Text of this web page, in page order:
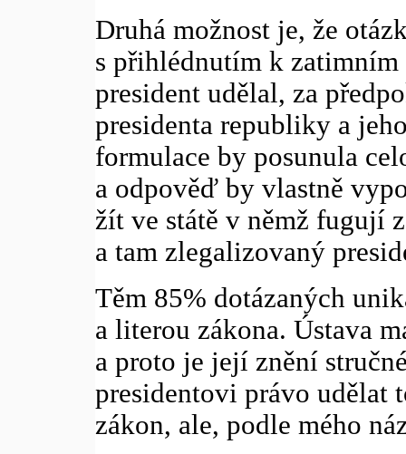
Druhá možnost je, že
s přihlédnutím k zatimním
president udělal, za
presidenta republiky a
formulace by posunula
a odpověď by vlastně
žít ve státě v němž fugují
a tam zlegalizovaný
Těm 85% dotázaných
a literou zákona. Ústava
a proto je její znění
presidentovi právo udělat
zákon, ale, podle mého